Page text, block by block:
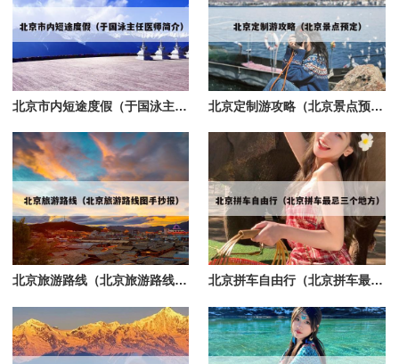
北京市内短途度假（于国泳主任医师简介） 北京定制游攻略（北京景点预定）
北京旅游路线（北京旅游路线图手抄报） 北京拼车自由行（北京拼车最忌三个地方）